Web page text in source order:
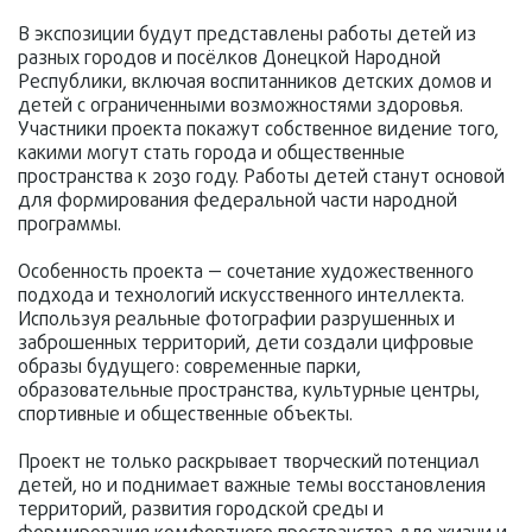
В экспозиции будут представлены работы детей из
разных городов и посёлков Донецкой Народной
Республики, включая воспитанников детских домов и
детей с ограниченными возможностями здоровья.
Участники проекта покажут собственное видение того,
какими могут стать города и общественные
пространства к 2030 году. Работы детей станут основой
для формирования федеральной части народной
программы.
Особенность проекта — сочетание художественного
подхода и технологий искусственного интеллекта.
Используя реальные фотографии разрушенных и
заброшенных территорий, дети создали цифровые
образы будущего: современные парки,
образовательные пространства, культурные центры,
спортивные и общественные объекты.
Проект не только раскрывает творческий потенциал
детей, но и поднимает важные темы восстановления
территорий, развития городской среды и